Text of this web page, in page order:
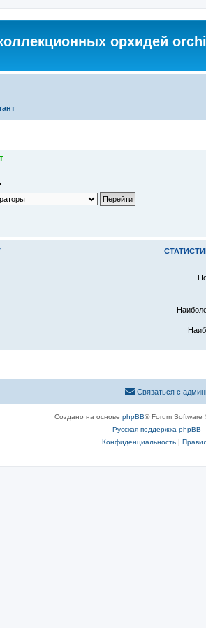
орхидей
Связаться с
Создано на основе phpBB® Forum Software
Русская поддержка phpBB
Конфиденциальность|